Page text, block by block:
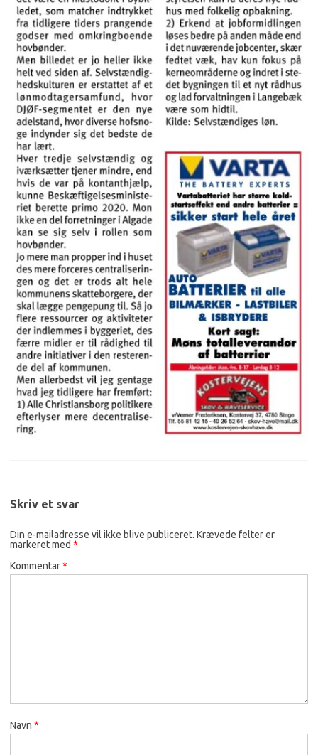
Skriv et svar
Din e-mailadresse vil ikke blive publiceret. Krævede felter er
markeret med *
Kommentar*
Navn *